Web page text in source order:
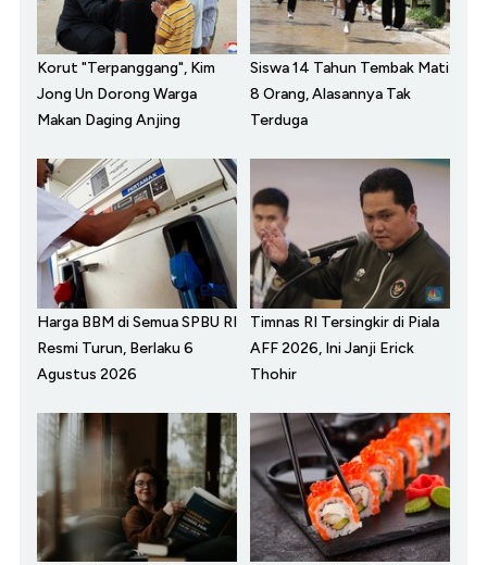
Korut "Terpanggang", Kim
Jong Un Dorong Warga
Makan Daging Anjing
Siswa 14 Tahun Tembak Mati
8 Orang, Alasannya Tak
Terduga
Harga BBM di Semua SPBU RI
Resmi Turun, Berlaku 6
Agustus 2026
Timnas RI Tersingkir di Piala
AFF 2026, Ini Janji Erick
Thohir